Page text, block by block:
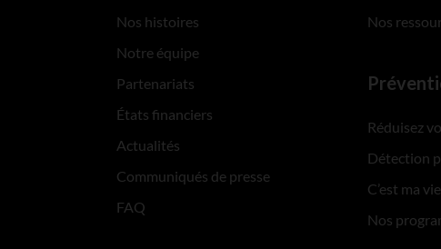
Nos histoires
Notre équipe
Partenariats
États financiers
Actualités
Communiqués de presse
FAQ
Nos
Réduisez
Détection
C’est ma
Nos